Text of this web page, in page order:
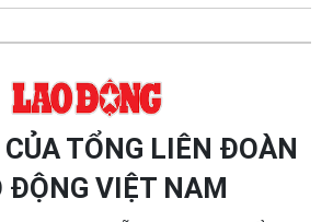
CỦA TỔNG LIÊN ĐOÀN
ĐỘNG VIỆT NAM